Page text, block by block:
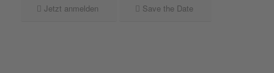
Jetzt anmelden Save the Date